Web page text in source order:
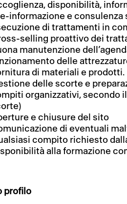
disponibilità,
informazione e
di trattamenti in
selling proattivo dei
manutenzione
delle
di materiali e prodotti.
delle scorte e
organizzativi, secondo
e chiusure del sito
di eventuali
compito richiesto
alla formazione
profilo